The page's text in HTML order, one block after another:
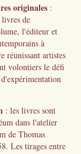
originales :
de
l'éditeur et
à
réunissant artistes
volontiers le défi
: les livres sont
dans l'atelier
de Thomas
Les tirages entre